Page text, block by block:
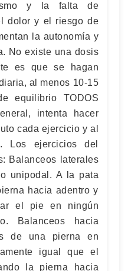
y la falta de
dolor y el riesgo de
la autonomía y
No existe una dosis
es que se hagan
al menos 10-15
equilibrio TODOS
intenta hacer
cada ejercicio y al
Los ejercicios del
Balanceos laterales
unipodal. A la pata
hacia adentro y
el pie en ningún
Balanceos hacia
de una pierna en
igual que el
la pierna hacia